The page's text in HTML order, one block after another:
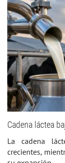
Cadena láctea
La cadena
crecientes,